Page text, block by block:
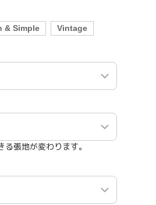
& Simple Vintage
張地が変わります。